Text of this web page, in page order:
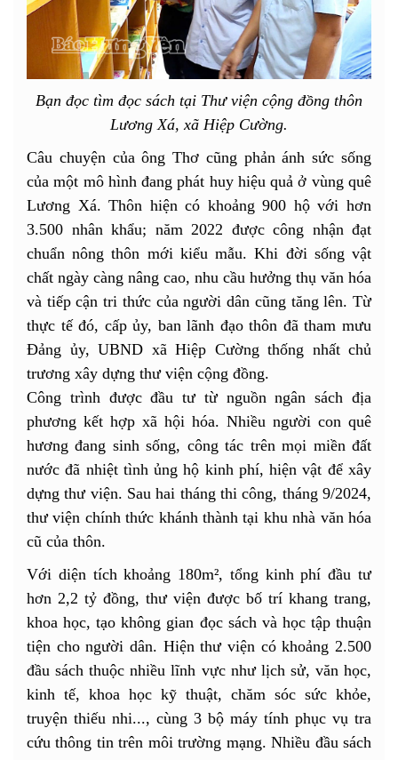
Bạn đọc tìm đọc sách tại Thư viện cộng đồng thôn
Lương Xá, xã Hiệp Cường.
Câu chuyện của ông Thơ cũng phản ánh sức sống
của một mô hình đang phát huy hiệu quả ở vùng quê
Lương Xá. Thôn hiện có khoảng 900 hộ với hơn
3.500 nhân khẩu; năm 2022 được công nhận đạt
chuẩn nông thôn mới kiểu mẫu. Khi đời sống vật
chất ngày càng nâng cao, nhu cầu hưởng thụ văn hóa
và tiếp cận tri thức của người dân cũng tăng lên. Từ
thực tế đó, cấp ủy, ban lãnh đạo thôn đã tham mưu
Đảng ủy, UBND xã Hiệp Cường thống nhất chủ
trương xây dựng thư viện cộng đồng.
Công trình được đầu tư từ nguồn ngân sách địa
phương kết hợp xã hội hóa. Nhiều người con quê
hương đang sinh sống, công tác trên mọi miền đất
nước đã nhiệt tình ủng hộ kinh phí, hiện vật để xây
dựng thư viện. Sau hai tháng thi công, tháng 9/2024,
thư viện chính thức khánh thành tại khu nhà văn hóa
cũ của thôn.
Với diện tích khoảng 180m², tổng kinh phí đầu tư
hơn 2,2 tỷ đồng, thư viện được bố trí khang trang,
khoa học, tạo không gian đọc sách và học tập thuận
tiện cho người dân. Hiện thư viện có khoảng 2.500
đầu sách thuộc nhiều lĩnh vực như lịch sử, văn học,
kinh tế, khoa học kỹ thuật, chăm sóc sức khỏe,
truyện thiếu nhi..., cùng 3 bộ máy tính phục vụ tra
cứu thông tin trên môi trường mạng. Nhiều đầu sách